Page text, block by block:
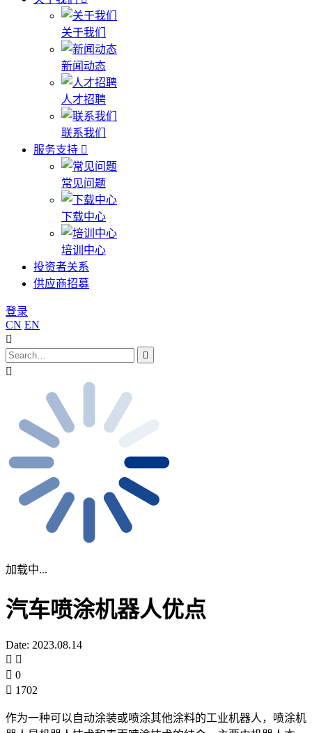
关于我们
新闻动态
人才招聘
联系我们
服务支持
常见问题
下载中心
培训中心
投资者关系
供应商招募
登录
CN EN
加载中...
汽车喷涂机器人优点
Date: 2023.08.14
0
1702
作为一种可以自动涂装或喷涂其他涂料的工业机器人，喷涂机